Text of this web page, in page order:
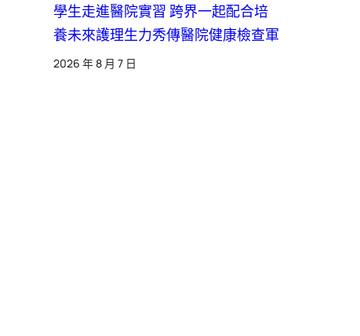
學生走進醫院實習 跨界一起配合培
養未來護理生力秀傳醫院健康檢查軍
2026 年 8 月 7 日